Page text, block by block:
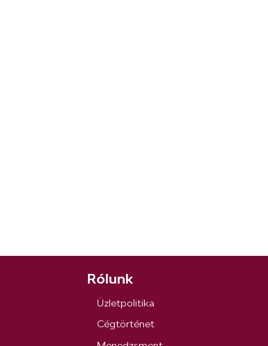
Rólunk
Üzletpolitika
Cégtörténet